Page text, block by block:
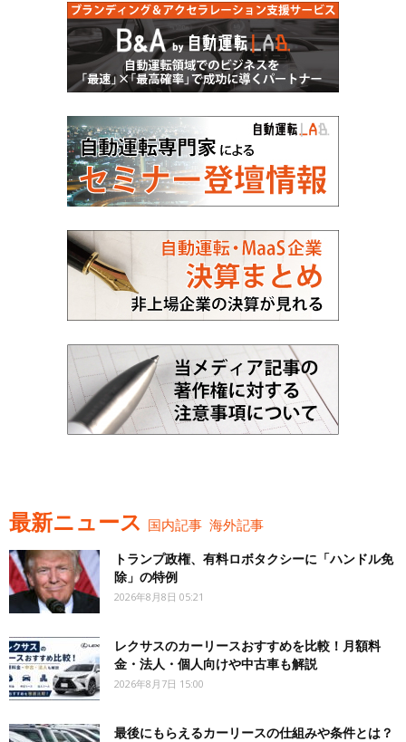
最新ニュース 国内記事 海外記事
トランプ政権、有料ロボタクシーに「ハンドル免
除」の特例
2026年8月8日 05:21
レクサスのカーリースおすすめを比較！月額料
金・法人・個人向けや中古車も解説
2026年8月7日 15:00
最後にもらえるカーリースの仕組みや条件とは？